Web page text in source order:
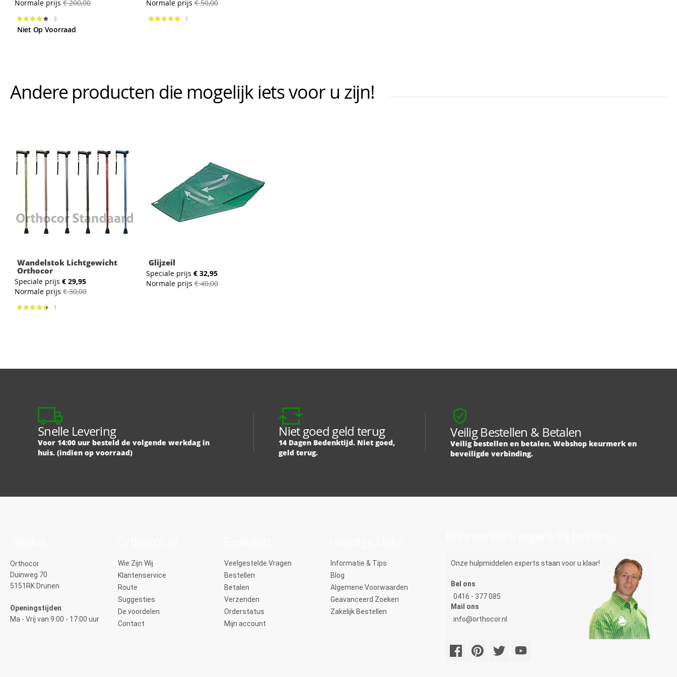
Normale prijs € 200,00
Waardering:
80%
3
Niet Op Voorraad
Normale prijs € 50,00
Waardering:1
Andere producten die mogelijk iets voor u zijn!
Wandelstok Lichtgewicht
Orthocor
Speciale prijs € 29,95
Normale prijs € 30,00
Waardering:1
Glijzeil
Speciale prijs € 32,95
Normale prijs € 40,00
Snelle Levering
Voor 14:00 uur besteld de volgende werkdag in
huis. (indien op voorraad)
Niet goed geld terug
14 Dagen Bedenktijd. Niet goed,
geld terug.
Veilig Bestellen & Betalen
Veilig bestellen en betalen. Webshop keurmerk en
beveiligde verbinding.
Onze hulpmiddelen experts staan voor u klaar!
Bel ons
0416 - 377 085
Mail ons
info@orthocor.nl
Orthocor
Duinweg 70
5151RK Drunen
Openingstijden:
Ma - Vrij van 9:00 - 17:00 uur
Wie Zijn Wij
Klantenservice
Route
Suggesties
De voordelen
Contact
Veelgestelde Vragen
Bestellen
Betalen
Verzenden
Orderstatus
Mijn account
Informatie & Tips
Blog
Algemene Voorwaarden
Geavanceerd Zoeken
Zakelijk Bestellen